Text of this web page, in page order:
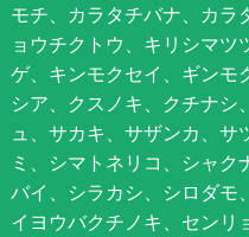
モチ、カラタチバナ、カラ
ョウチクトウ、キリシマ
ゲ、キンモクセイ、ギンモ
シア、クスノキ、クチナシ
ュ、サカキ、サザンカ、サ
ミ、シマトネリコ、シャ
バイ、シラカシ、シロダモ
イヨウバクチノキ、センリ